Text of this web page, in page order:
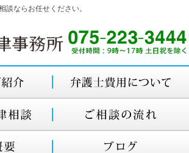
談ならお任せください。